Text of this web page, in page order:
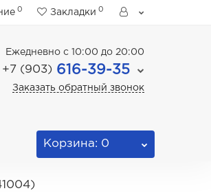
0 Закладки 0
Ежедневно с 10:00 до 20:00
+7 (903)616-39-35
Заказать обратный звонок
Корзина: 0